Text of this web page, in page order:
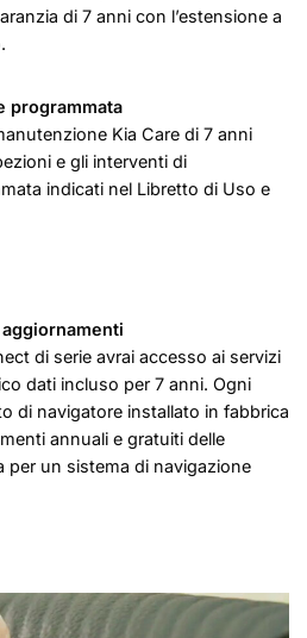
di 7 anni con l’estensione a
programmata
Kia Care di 7 anni
e gli interventi di
indicati nel Libretto di Uso e
di serie avrai accesso ai servizi
dati incluso per 7 anni. Ogni
di navigatore installato in fabbrica
annuali e gratuiti delle
per un sistema di navigazione